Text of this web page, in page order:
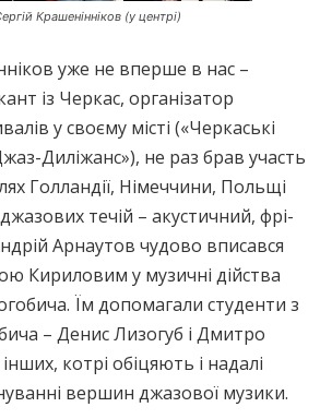
Крашенінніков (у центрі)
уже не вперше в нас –
із Черкас, організатор
у своєму місті («Черкаські
Диліжанс»), не раз брав участь
Голландії, Німеччини, Польщі
течій – акустичний, фрі-
Арнаутов чудово вписався
Кириловим у музичні дійства
Їм допомагали студенти з
– Денис Лизогуб і Дмитро
котрі обіцяють і надалі
вершин джазової музики.